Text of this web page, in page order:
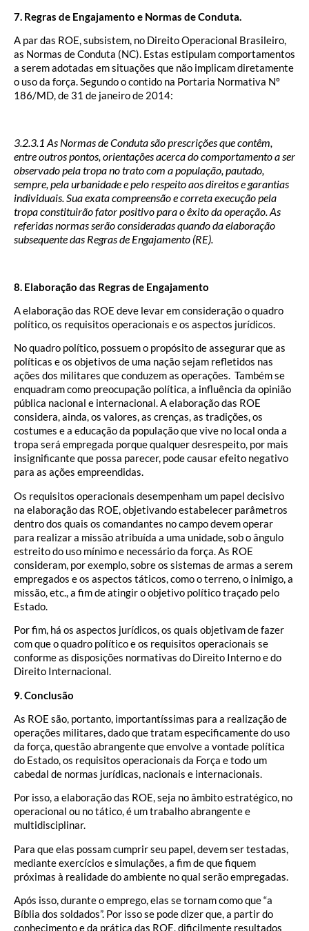
7. Regras de Engajamento e Normas de Conduta.
A par das ROE, subsistem, no Direito Operacional Brasileiro,
as Normas de Conduta (NC). Estas estipulam comportamentos
a serem adotadas em situações que não implicam diretamente
o uso da força. Segundo o contido na Portaria Normativa Nº
186/MD, de 31 de janeiro de 2014:
3.2.3.1 As Normas de Conduta são prescrições que contêm,
entre outros pontos, orientações acerca do comportamento a ser
observado pela tropa no trato com a população, pautado,
sempre, pela urbanidade e pelo respeito aos direitos e garantias
individuais. Sua exata compreensão e correta execução pela
tropa constituirão fator positivo para o êxito da operação. As
referidas normas serão consideradas quando da elaboração
subsequente das Regras de Engajamento (RE).
8. Elaboração das Regras de Engajamento
A elaboração das ROE deve levar em consideração o quadro
político, os requisitos operacionais e os aspectos jurídicos.
No quadro político, possuem o propósito de assegurar que as
políticas e os objetivos de uma nação sejam refletidos nas
ações dos militares que conduzem as operações. Também se
enquadram como preocupação política, a influência da opinião
pública nacional e internacional. A elaboração das ROE
considera, ainda, os valores, as crenças, as tradições, os
costumes e a educação da população que vive no local onda a
tropa será empregada porque qualquer desrespeito, por mais
insignificante que possa parecer, pode causar efeito negativo
para as ações empreendidas.
Os requisitos operacionais desempenham um papel decisivo
na elaboração das ROE, objetivando estabelecer parâmetros
dentro dos quais os comandantes no campo devem operar
para realizar a missão atribuída a uma unidade, sob o ângulo
estreito do uso mínimo e necessário da força. As ROE
consideram, por exemplo, sobre os sistemas de armas a serem
empregados e os aspectos táticos, como o terreno, o inimigo, a
missão, etc., a fim de atingir o objetivo político traçado pelo
Estado.
Por fim, há os aspectos jurídicos, os quais objetivam de fazer
com que o quadro político e os requisitos operacionais se
conforme as disposições normativas do Direito Interno e do
Direito Internacional.
9. Conclusão
As ROE são, portanto, importantíssimas para a realização de
operações militares, dado que tratam especificamente do uso
da força, questão abrangente que envolve a vontade política
do Estado, os requisitos operacionais da Força e todo um
cabedal de normas jurídicas, nacionais e internacionais.
Por isso, a elaboração das ROE, seja no âmbito estratégico, no
operacional ou no tático, é um trabalho abrangente e
multidisciplinar.
Para que elas possam cumprir seu papel, devem ser testadas,
mediante exercícios e simulações, a fim de que fiquem
próximas à realidade do ambiente no qual serão empregadas.
Após isso, durante o emprego, elas se tornam como que “a
Bíblia dos soldados”. Por isso se pode dizer que, a partir do
conhecimento e da prática das ROE, dificilmente resultados